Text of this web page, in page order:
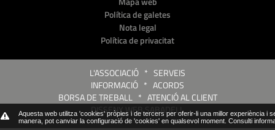
Aquesta web utilitza 'cookies' pròpies i de tercers per oferir-li una millor experiència
manera, pot canviar la configuració de 'cookies' en qualsevol moment. Consulti
Política de galetes
Nota legal
Política de privacitat
L'ASSOCIACIÓ * SERVEIS
INFORMACIÓ * ACORDS
BORSA DE TREBALL* ATENCIÓ AL CLIENT
DISSENY WEB SABADELL